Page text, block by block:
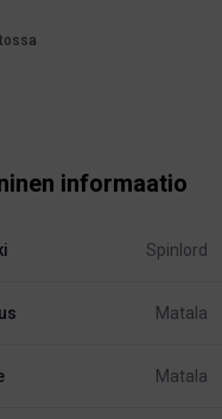
informaatio
Spinlord
Matala
Matala